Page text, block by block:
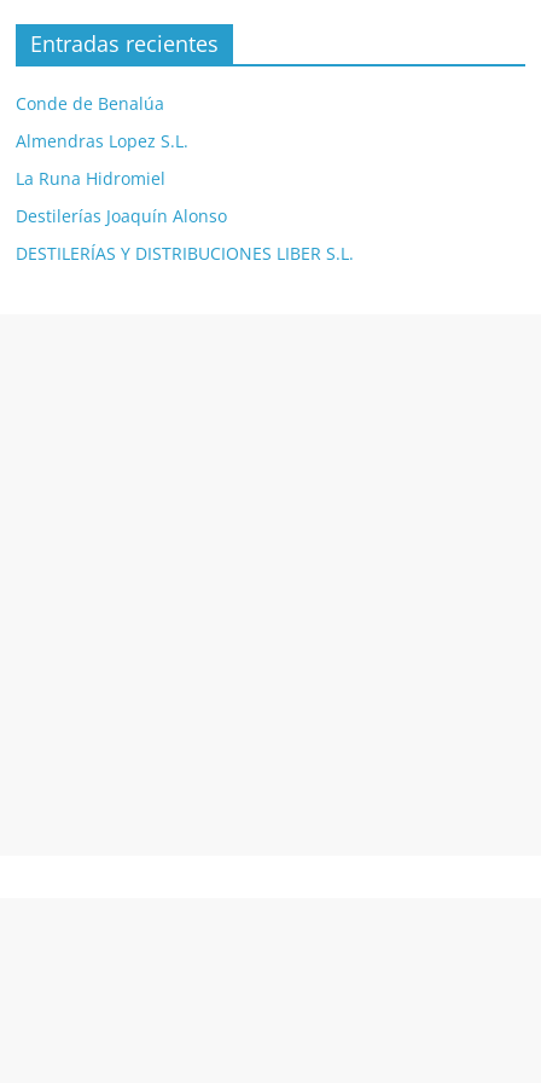
Entradas recientes
Conde de Benalúa
Almendras Lopez S.L.
La Runa Hidromiel
Destilerías Joaquín Alonso
DESTILERÍAS Y DISTRIBUCIONES LIBER S.L.